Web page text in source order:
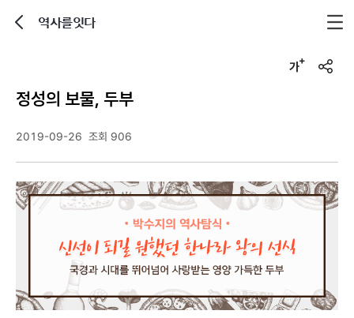
역사를잇다
u
정성의 보물, 두부
2019-09-26 조회 906